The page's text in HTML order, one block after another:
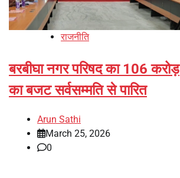
राजनीति
बरबीघा नगर परिषद का 106 करोड़
का बजट सर्वसम्मति से पारित
Arun Sathi
March 25, 2026
0